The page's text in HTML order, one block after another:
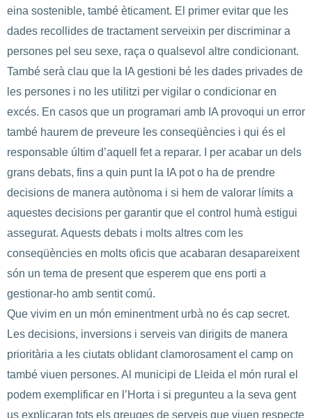
eina sostenible, també èticament. El primer evitar que les
dades recollides de tractament serveixin per discriminar a
persones pel seu sexe, raça o qualsevol altre condicionant.
També serà clau que la IA gestioni bé les dades privades de
les persones i no les utilitzi per vigilar o condicionar en
excés. En casos que un programari amb IA provoqui un error
també haurem de preveure les conseqüències i qui és el
responsable últim d’aquell fet a reparar. I per acabar un dels
grans debats, fins a quin punt la IA pot o ha de prendre
decisions de manera autònoma i si hem de valorar límits a
aquestes decisions per garantir que el control humà estigui
assegurat. Aquests debats i molts altres com les
conseqüències en molts oficis que acabaran desapareixent
són un tema de present que esperem que ens porti a
gestionar-ho amb sentit comú.
Que vivim en un món eminentment urbà no és cap secret.
Les decisions, inversions i serveis van dirigits de manera
prioritària a les ciutats oblidant clamorosament el camp on
també viuen persones. Al municipi de Lleida el món rural el
podem exemplificar en l’Horta i si pregunteu a la seva gent
us explicaran tots els greuges de serveis que viuen respecte